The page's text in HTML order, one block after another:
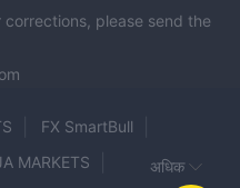
please send the
FX SmartBull
MARKETS अधिक